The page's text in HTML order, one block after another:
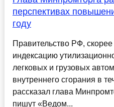
перспективах
году
Правительство РФ, скорее
индексацию
легковых и грузовых
внутреннего сгорания в
рассказал глава
пишут «Ведом...